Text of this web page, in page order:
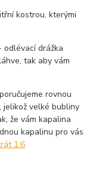
kostrou, kterými
odlévací drážka
tak aby vám
rovnou
velké bubliny
že vám kapalina
kapalinu pro vás
1:6